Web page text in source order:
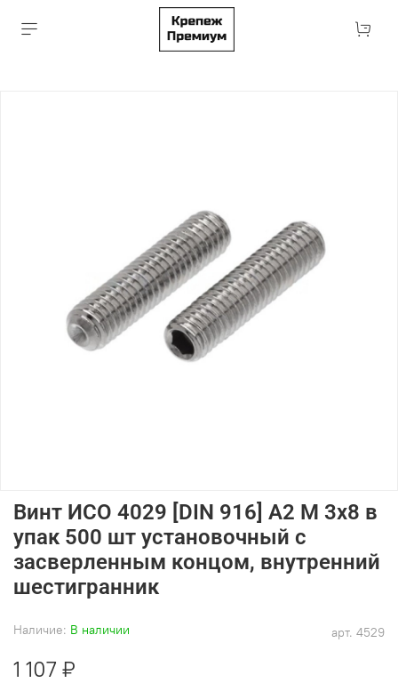
арт. 4529
Наличие: В наличии
Винт ИСО 4029 [DIN 916] А2 M 3х8 в
упак 500 шт установочный с
засверленным концом, внутренний
шестигранник
1 107 ₽